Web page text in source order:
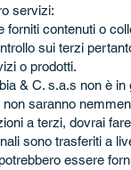
servizi:
forniti contenuti o
sui terzi
o prodotti.
& C. s.a.s non è
saranno
a terzi, dovrai
sono trasferiti a
essere